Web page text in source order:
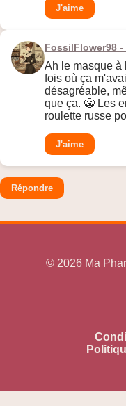
J'aime
FossilFlower98 -
Ah le masque à
fois où ça
désagréable,
que ça. 😬 Les
roulette russe
J'aime
Répondre
© 2026 Ma